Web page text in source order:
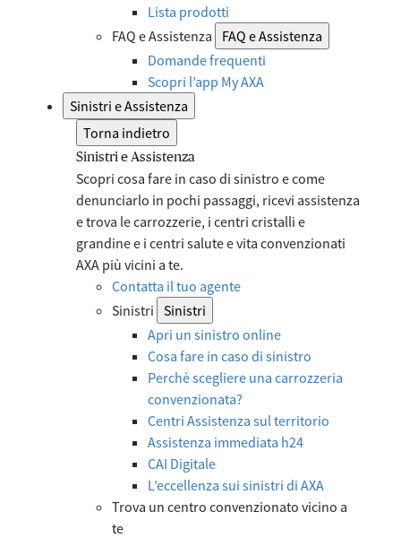
Lista prodotti
FAQ e Assistenza
FAQ e Assistenza
Domande frequenti
Scopri l’app My AXA
Sinistri e Assistenza
Torna indietro
Sinistri e Assistenza
Scopri cosa fare in caso di sinistro e come
denunciarlo in pochi passaggi, ricevi assistenza
e trova le carrozzerie, i centri cristalli e
grandine e i centri salute e vita convenzionati
AXA più vicini a te.
Contatta il tuo agente
Sinistri Sinistri
Apri un sinistro online
Cosa fare in caso di sinistro
Perchè scegliere una carrozzeria
convenzionata?
Centri Assistenza sul territorio
Assistenza immediata h24
CAI Digitale
L’eccellenza sui sinistri di AXA
Trova un centro convenzionato vicino a
te